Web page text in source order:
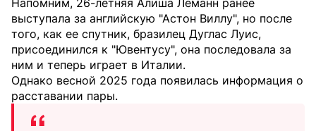
Напомним, 26-летняя Алиша Леманн ранее
выступала за английскую "Астон Виллу", но после
того, как ее спутник, бразилец Дуглас Луис,
присоединился к "Ювентусу", она последовала за
ним и теперь играет в Италии.
Однако весной 2025 года появилась информация о
расставании пары.